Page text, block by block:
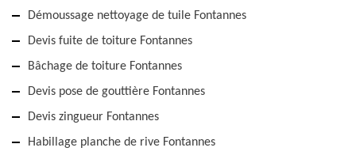
Démoussage nettoyage de tuile Fontannes
Devis fuite de toiture Fontannes
Bâchage de toiture Fontannes
Devis pose de gouttière Fontannes
Devis zingueur Fontannes
Habillage planche de rive Fontannes